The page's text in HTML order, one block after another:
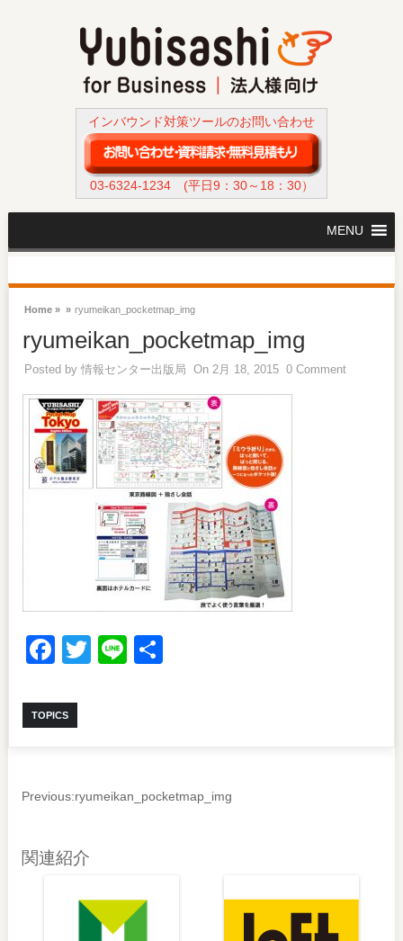
インバウンド対策ツールのお問い合わせ
03-6324-1234(平日9：30～18：30）
MENU
Home » » ryumeikan_pocketmap_img
ryumeikan_pocketmap_img
Posted by 情報センター出版局 On 2月 18, 2015 0 Comment
Facebook
Twitter
Line共
TOPICS
Previous:ryumeikan_pocketmap_img
関連紹介